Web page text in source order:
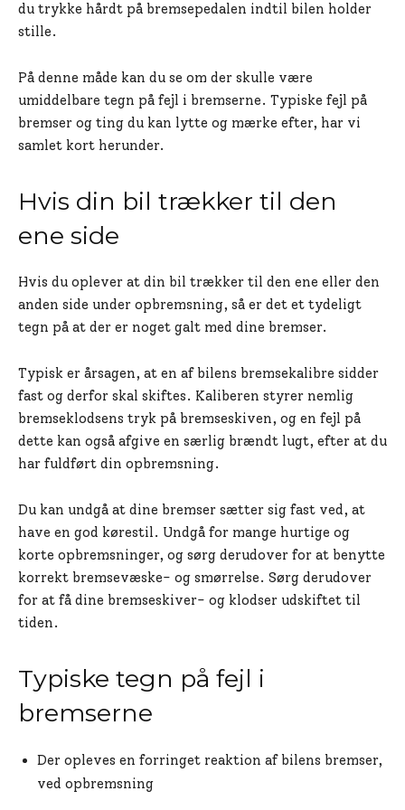
du trykke hårdt på bremsepedalen indtil bilen holder
stille.
På denne måde kan du se om der skulle være
umiddelbare tegn på fejl i bremserne. Typiske fejl på
bremser og ting du kan lytte og mærke efter, har vi
samlet kort herunder.
Hvis din bil trækker til den
ene side
Hvis du oplever at din bil trækker til den ene eller den
anden side under opbremsning, så er det et tydeligt
tegn på at der er noget galt med dine bremser.
Typisk er årsagen, at en af bilens bremsekalibre sidder
fast og derfor skal skiftes. Kaliberen styrer nemlig
bremseklodsens tryk på bremseskiven, og en fejl på
dette kan også afgive en særlig brændt lugt, efter at du
har fuldført din opbremsning.
Du kan undgå at dine bremser sætter sig fast ved, at
have en god kørestil. Undgå for mange hurtige og
korte opbremsninger, og sørg derudover for at benytte
korrekt bremsevæske- og smørrelse. Sørg derudover
for at få dine bremseskiver- og klodser udskiftet til
tiden.
Typiske tegn på fejl i
bremserne
Der opleves en forringet reaktion af bilens bremser,
ved opbremsning